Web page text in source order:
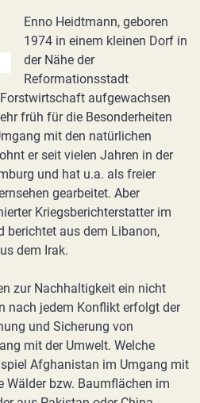
Enno Heidtmann, geboren
1974 in einem kleinen Dorf in
der Nähe der
Reformationsstadt
aufgewachsen
früh für die Besonderheiten
mit den natürlichen
er seit vielen Jahren in der
und hat u.a. als freier
gearbeitet. Aber
Kriegsberichterstatter im
berichtet aus dem Libanon,
dem Irak.
zur Nachhaltigkeit ein nicht
nach jedem Konflikt erfolgt der
und Sicherung von
mit der Umwelt. Welche
Afghanistan im Umgang mit
Wälder bzw. Baumflächen im